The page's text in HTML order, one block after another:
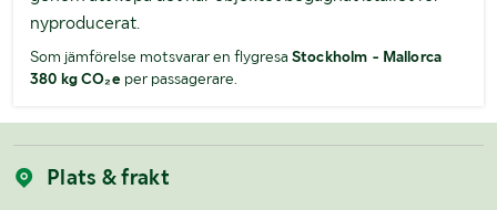
nyproducerat.
Som jämförelse motsvarar en flygresa Stockholm - Mallorca
380 kg CO₂eper passagerare.
Plats & frakt